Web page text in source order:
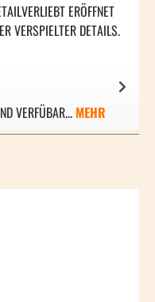
ERÖFFNET
VERSPIELTER DETAILS.
VERFÜBAR... MEHR